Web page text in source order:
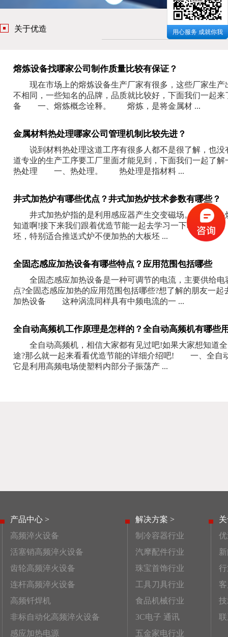
关于优造
熔炼设备找哪家公司制作质量比较有保证？
现在市场上的熔炼设备生产厂家有很多，这些厂家生产
不相同，一些知名的品牌，品质就比较好，下面我们一
备 一、熔炼概念诠释。 熔炼，是将金属材 ...
金属材料热处理哪家公司管理机制比较先进？
说到材料热处理这道工序有很多人都不是很了解，也没
道专业的生产工序要工厂里面才能见到，下面我们一起
热处理 一、热处理。 热处理是指材料 ...
井式加热炉有哪些优点？井式加热炉技术参数有哪些？
井式加热炉指的是利用感应器产生交变磁场。井式加热
知道啊!接下来我们跟着优造节能一起去学习一下吧! 一
坯，特别适合推送式炉不便加热的大板坯 ...
全固态感应加热设备有哪些特点？应用范围包括哪些
全固态感应加热设备是一种可调节的电流，主要供给电
点?全固态感应加热的应用范围包括哪些?想了解的朋
加热设备 这种涡流同样具有中频电流的一 ...
全自动高频机工作原理是怎样的？全自动高频机有哪些
全自动高频机，相信大家都有见过吧!如果大家想知道全
途?那么就一起来看看优造节能的详细介绍吧! 一、全
它是利用高频电场使塑料内部分子振荡产 ...
产品中心 >
高频淬火设备
活塞销高频淬火设备
齿轮高频淬火设备
连杆高频淬火设备
高频钎焊机
非标自动化高频淬火设备
感应加热电源
解决方案 >
制冷容器行业
汽摩配件行业
珠宝首饰行业
工具刀具行业
食品机械行业
3C电子 通讯
五金家电行业
用心服务 成就你我